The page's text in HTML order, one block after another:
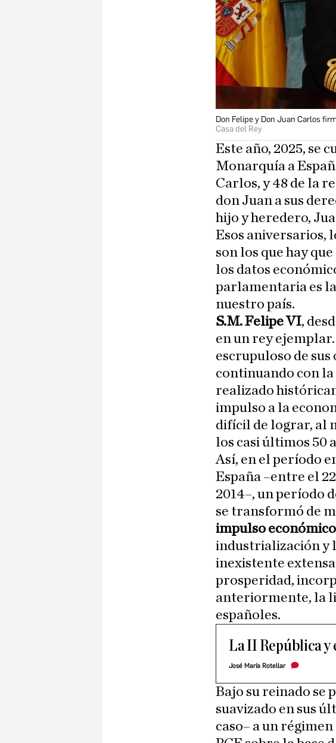
Don Felipe y Don Juan Carlos
Casa del Rey
Este año, 2025, se
Monarquía a
Carlos, y 48 de la
don Juan a sus
hijo y heredero,
Esos aniversarios,
son los que hay
los datos
parlamentaria es
nuestro país.
S.M. Felipe VI,
en un rey
escrupuloso de
continuando con
realizado
impulso a la
difícil de lograr, al
los casi últimos 50
Así, en el período
España –entre el
2014–, un período
se transformó de
impulso económico
industrialización y
inexistente
prosperidad,
anteriormente, la
españoles.
La II República y
José María Rotellar
Bajo su reinado se
suavizado en sus
caso– a un